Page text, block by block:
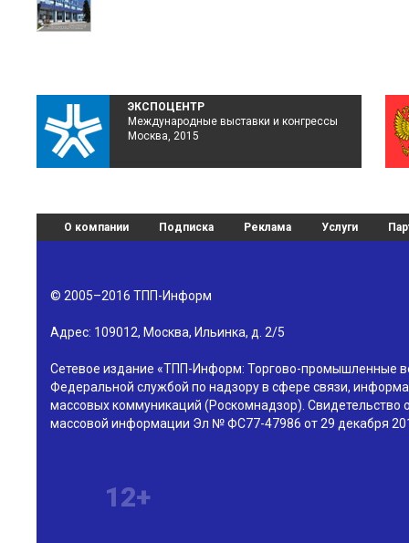
ЭКСПОЦЕНТР
Международные выставки и конгрессы
Москва, 2015
О компании Подписка Реклама Услуги
© 2005–2016 ТПП-Информ
Адрес: 109012, Москва, Ильинка, д. 2/5
Сетевое издание «ТПП-Информ: Торгово-промышленные
Федеральной службой по надзору в сфере связи,
массовых коммуникаций (Роскомнадзор). Свидетельство
массовой информации Эл № ФС77-47986 от 29 декабря
12+